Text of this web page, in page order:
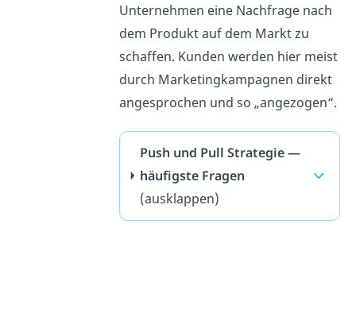
Unternehmen eine Nachfrage nach
dem Produkt auf dem Markt zu
schaffen. Kunden werden hier meist
durch Marketingkampagnen direkt
angesprochen und so „angezogen“.
Push und Pull Strategie —
häufigste Fragen
(ausklappen)